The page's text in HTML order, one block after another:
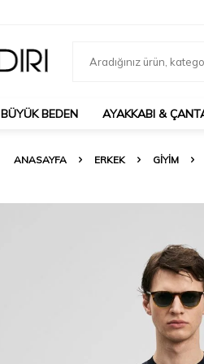
BÜYÜK BEDEN AYAKKABI &
ANASAYFA ERKEK GIYIM